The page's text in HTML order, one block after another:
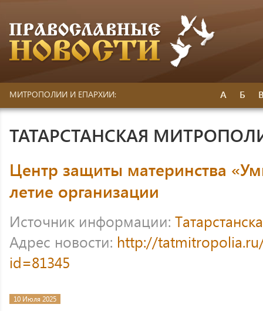
МИТРОПОЛИИ И ЕПАРХИИ: А Б
ТАТАРСТАНСКАЯ
Центр защиты материнства
летие организации
Источник информации:
Адрес новости: http://
id=81345
10 Июля 2025